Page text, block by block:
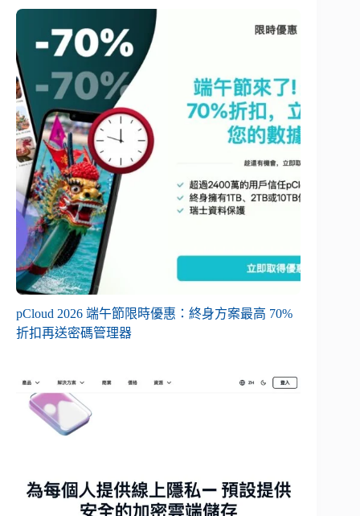
pCloud 2026 端午節限時優惠：終身方案最高 70%
折扣再送密碼管理器